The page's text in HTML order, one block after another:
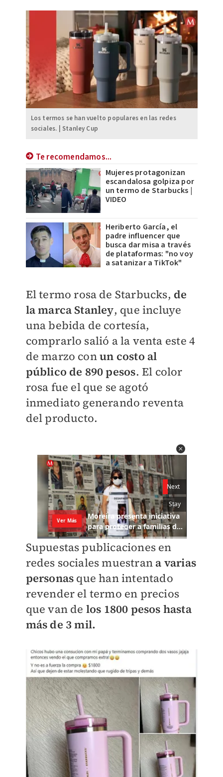
Los termos se han vuelto populares en las redes
sociales. | Stanley Cup
Te recomendamos...
Mujeres protagonizan
escandalosa golpiza por
un termo de Starbucks |
VIDEO
Heriberto García, el
padre influencer que
busca dar misa a través
de plataformas: "no voy
a satanizar a TikTok"
El termo rosa de Starbucks, de
la marca Stanley, que incluye
una bebida de cortesía,
comprarlo salió a la venta este 4
de marzo conun costo al
público de 890 pesos. El color
rosa fue el que se agotó
inmediato generando reventa
del producto.
Supuestas publicaciones en
redes sociales muestran a varias
personas que han intentado
revender el termo en precios
que van de los 1800 pesos hasta
más de 3 mil.